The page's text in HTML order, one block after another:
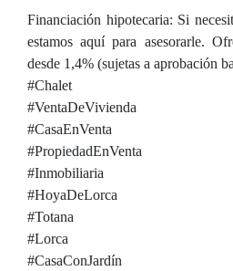
Financiación hipotecaria: Si
estamos aquí para asesorarle.
desde 1,4% (sujetas a aprobación
#Chalet
#VentaDeVivienda
#CasaEnVenta
#PropiedadEnVenta
#Inmobiliaria
#HoyaDeLorca
#Totana
#Lorca
#CasaConJardín